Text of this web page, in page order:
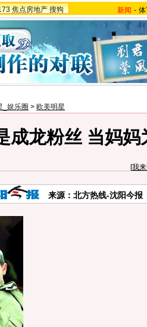
焦点房地产 搜狗 新闻 -
_娱乐圈 > 欧美明星
成龙粉丝 当妈妈
[我
来源：北方热线-沈阳今报